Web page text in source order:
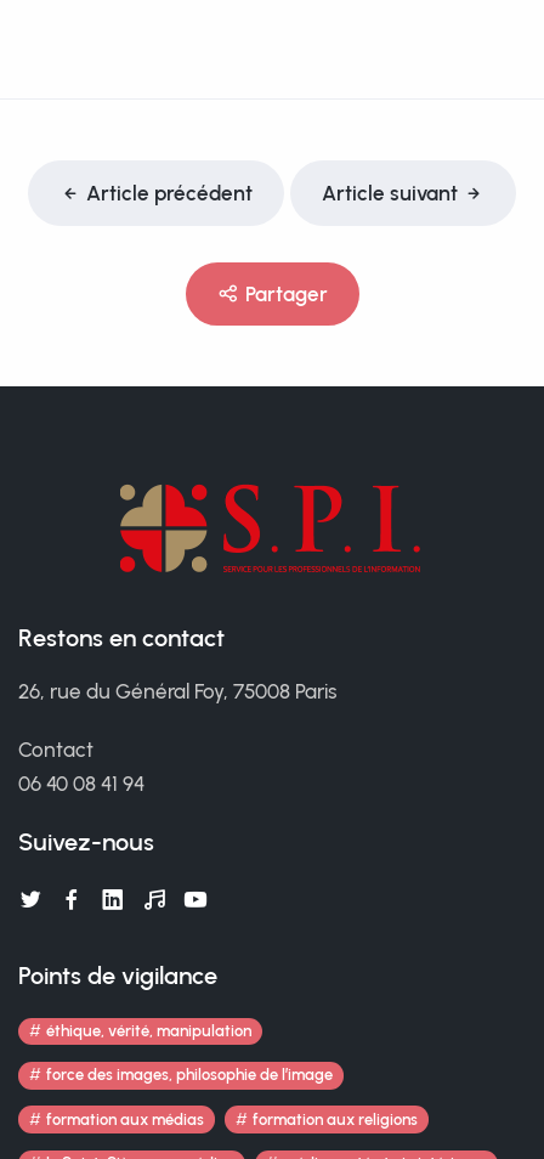
Article précédent Article suivant
Partager
Restons en contact
26, rue du Général Foy, 75008 Paris
Contact
06 40 08 41 94
Suivez-nous
Points de vigilance
éthique, vérité, manipulation
force des images, philosophie de l’image
formation aux médias formation aux religions